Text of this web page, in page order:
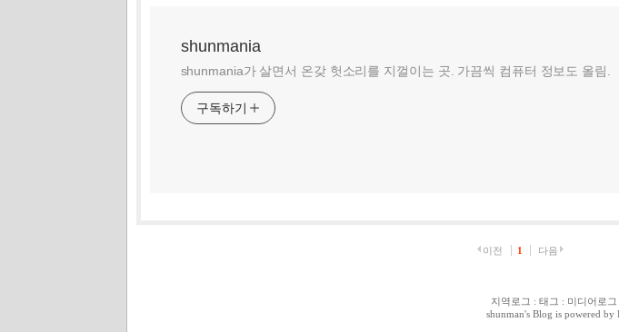
shunmania
shunmania가 살면서 온갖 헛소리를 지껄이는 곳. 가끔씩 컴퓨터 정보도 올림.
구독하기
이전 1 다음
지역로그 : 태그 : 미디어로그
shunman's Blog is powered by